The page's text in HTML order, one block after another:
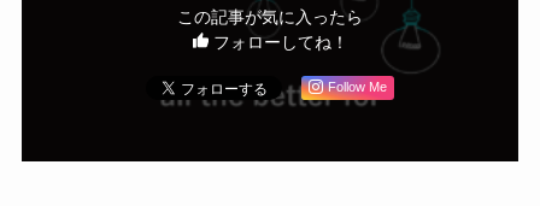
この記事が気に入ったら
フォローしてね！
Follow Me